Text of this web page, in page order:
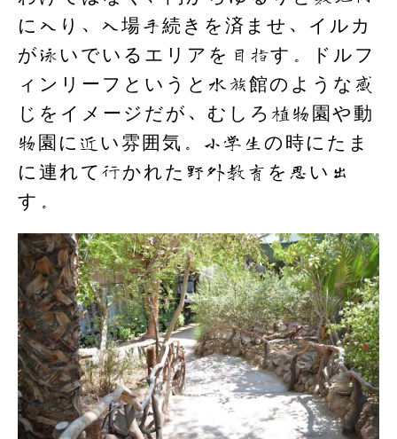
に入り、入場手続きを済ませ、イルカ
が泳いでいるエリアを目指す。ドルフ
ィンリーフというと水族館のような感
じをイメージだが、むしろ植物園や動
物園に近い雰囲気。小学生の時にたま
に連れて行かれた野外教育を思い出
す。